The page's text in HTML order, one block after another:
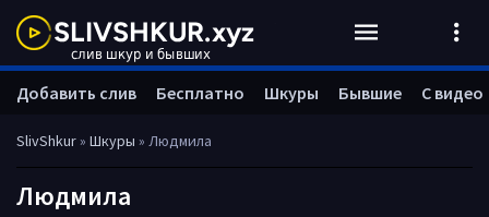
SlivShkur» Шкуры » Людмила
Людмила
Добавить слив Бесплатно Шкуры Бывшие С видео